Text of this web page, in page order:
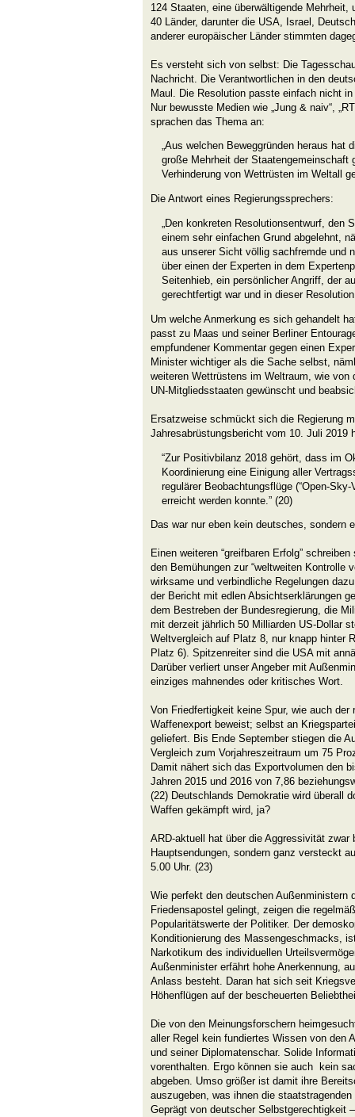
124 Staaten, eine überwältigende
40 Länder, darunter die USA, Israel,
anderer europäischer Länder stimmten
Es versteht sich von selbst: Die
Nachricht. Die Verantwortlichen in den
Maul. Die Resolution passte einfach nicht
Nur bewusste Medien wie „Jung & naiv“,
sprachen das Thema an:
„Aus welchen Beweggründen heraus hat
große Mehrheit der Staatengemeinschaft
Verhinderung von Wettrüsten im Weltall
Die Antwort eines Regierungssprechers:
„Den konkreten Resolutionsentwurf, den
einem sehr einfachen Grund abgelehnt,
aus unserer Sicht völlig sachfremde und
über einen der Experten in dem
Seitenhieb, ein persönlicher Angriff, der
gerechtfertigt war und in dieser
Um welche Anmerkung es sich gehandelt
passt zu Maas und seiner Berliner
empfundener Kommentar gegen einen
Minister wichtiger als die Sache selbst,
weiteren Wettrüstens im Weltraum, wie von
UN-Mitgliedsstaaten gewünscht und
Ersatzweise schmückt sich die Regierung
Jahresabrüstungsbericht vom 10. Juli 2019
“Zur Positivbilanz 2018 gehört, dass im
Koordinierung eine Einigung aller
regulärer Beobachtungsflüge (“Open-Sky-
erreicht werden konnte.” (20)
Das war nur eben kein deutsches, sondern
Einen weiteren “greifbaren Erfolg”
den Bemühungen zur “weltweiten Kontrolle
wirksame und verbindliche Regelungen
der Bericht mit edlen Absichtserklärungen
dem Bestreben der Bundesregierung, die
mit derzeit jährlich 50 Milliarden US-Dollar
Weltvergleich auf Platz 8, nur knapp hinter
Platz 6). Spitzenreiter sind die USA mit
Darüber verliert unser Angeber mit
einziges mahnendes oder kritisches Wort.
Von Friedfertigkeit keine Spur, wie auch
Waffenexport beweist; selbst an
geliefert. Bis Ende September stiegen die
Vergleich zum Vorjahreszeitraum um 75
Damit nähert sich das Exportvolumen den
Jahren 2015 und 2016 von 7,86
(22) Deutschlands Demokratie wird überall
Waffen gekämpft wird, ja?
ARD-aktuell hat über die Aggressivität zwar
Hauptsendungen, sondern ganz versteckt
5.00 Uhr. (23)
Wie perfekt den deutschen Außenministern
Friedensapostel gelingt, zeigen die
Popularitätswerte der Politiker. Der
Konditionierung des Massengeschmacks,
Narkotikum des individuellen
Außenminister erfährt hohe Anerkennung,
Anlass besteht. Daran hat sich seit
Höhenflügen auf der bescheuerten
Die von den Meinungsforschern
aller Regel kein fundiertes Wissen von den
und seiner Diplomatenschar. Solide
vorenthalten. Ergo können sie auch kein
abgeben. Umso größer ist damit ihre
auszugeben, was ihnen die
Geprägt von deutscher Selbstgerechtigkeit